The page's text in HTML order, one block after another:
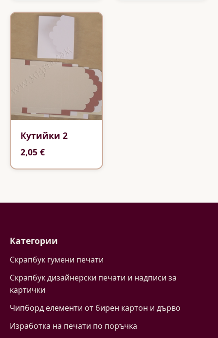
Кутийки 2
2,05 €
Категории
Скрапбук гумени печати
Скрапбук дизайнерски печати и надписи за
картички
Чипборд елементи от бирен картон и дърво
Изработка на печати по поръчка